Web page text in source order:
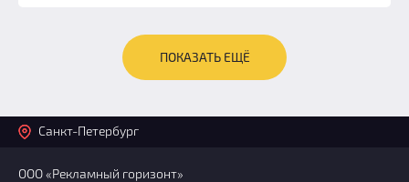
ПОКАЗАТЬ ЕЩЁ
Санкт-Петербург
ООО «Рекламный горизонт»